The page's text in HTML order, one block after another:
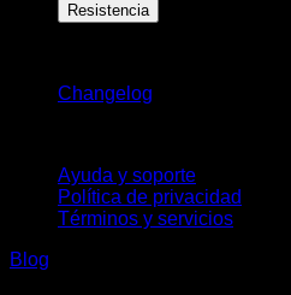
Resistencia
Changelog
Ayuda y soporte
Política de privacidad
Términos y servicios
Blog